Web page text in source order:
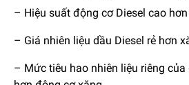
– Hiệu suất động cơ Diesel cao
– Giá nhiên liệu dầu Diesel rẻ hơn
– Mức tiêu hao nhiên liệu riêng